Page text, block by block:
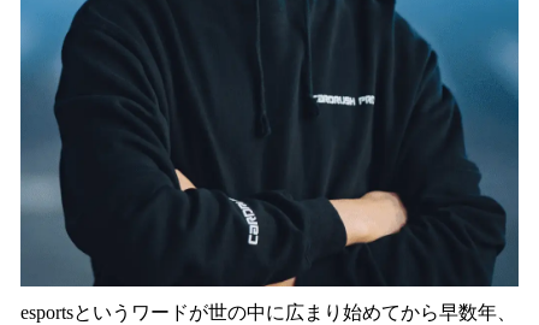
esportsというワードが世の中に広まり始めてから早数年、